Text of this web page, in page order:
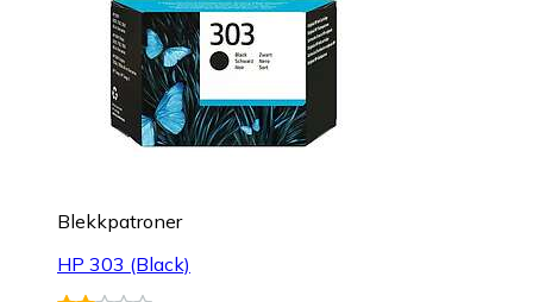
Blekkpatroner
HP 303 (Black)